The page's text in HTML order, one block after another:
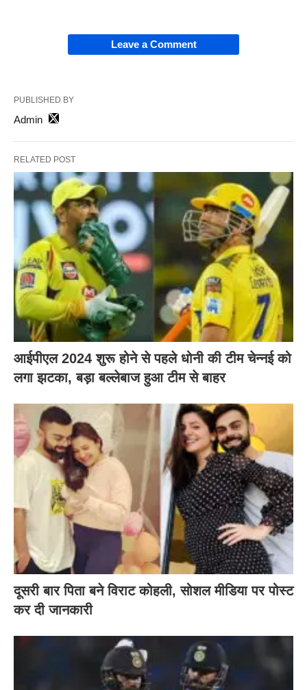
Leave a Comment
PUBLISHED BY
Admin
RELATED POST
आईपीएल 2024 शुरू होने से पहले धोनी की टीम चेन्नई को
लगा झटका, बड़ा बल्लेबाज हुआ टीम से बाहर
दूसरी बार‌ पिता बने विराट कोहली, सोशल मीडिया पर पोस्ट
कर दी‌ जानकारी